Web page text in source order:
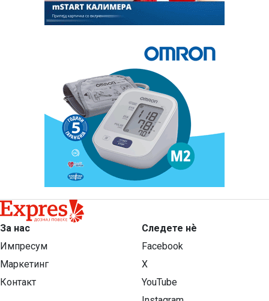
За нас
Импресум
Маркетинг
Контакт
Следете нѐ
Facebook
X
YouTube